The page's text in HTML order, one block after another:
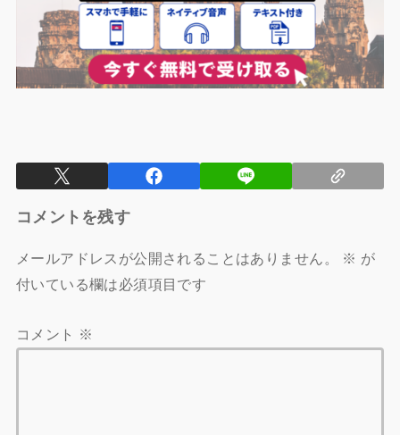
コメントを残す
メールアドレスが公開されることはありません。 ※ が
付いている欄は必須項目です
コメント ※